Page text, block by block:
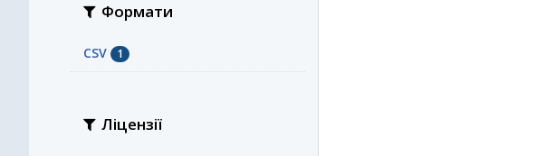
Формати
CSV 1
Ліцензії